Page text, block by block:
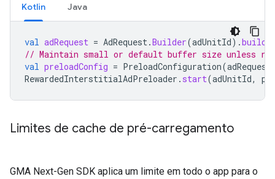
Kotlin Java
val adRequest = AdRequest.Builder(adUnitId).build
// Maintain small or default buffer size unless
val preloadConfig = PreloadConfiguration(adRequest
RewardedInterstitialAdPreloader . start(adUnitId,
Limites de cache de pré-carregamento
GMA Next-Gen SDK aplica um limite em todo o app para o